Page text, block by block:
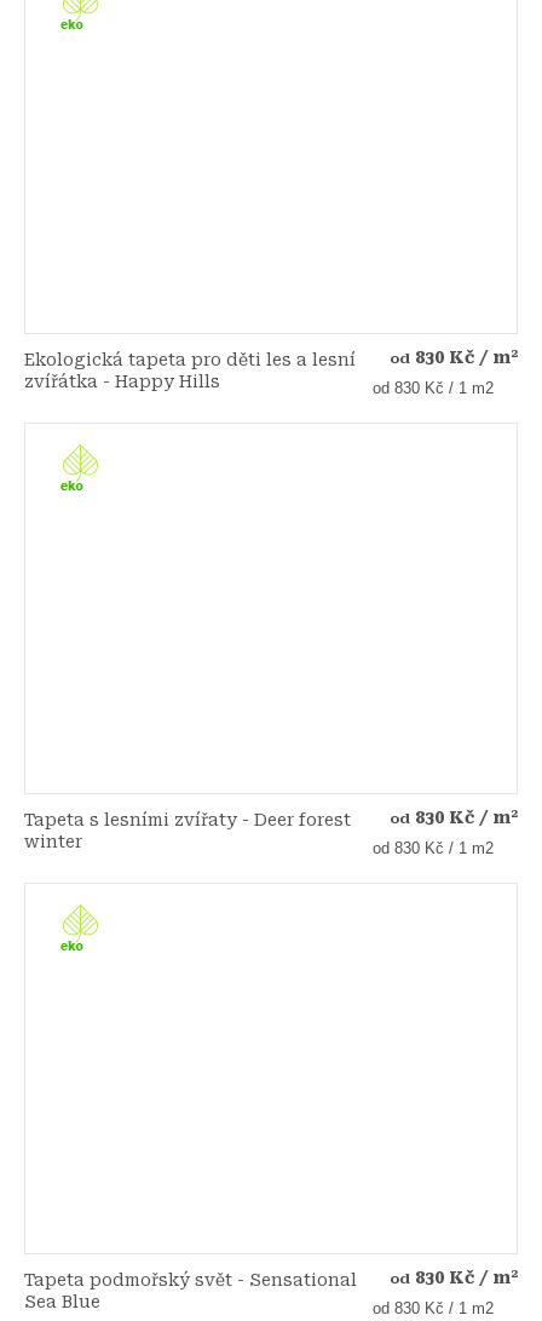
Ekologická tapeta pro děti les a lesní
zvířátka - Happy Hills
od 830 Kč / m²
Měrná
od 830 Kč / 1 m2
Tapeta s lesními zvířaty - Deer forest
winter
od 830 Kč / m²
Měrná
od 830 Kč / 1 m2
Tapeta podmořský svět - Sensational
Sea Blue
od 830 Kč / m²
Měrná
od 830 Kč / 1 m2